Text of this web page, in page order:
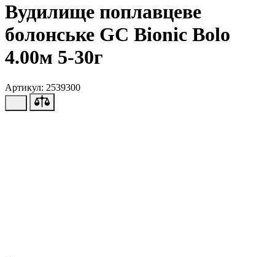
Вудилище поплавцеве
болонське GC Bionic Bolo
4.00м 5-30г
Артикул: 2539300